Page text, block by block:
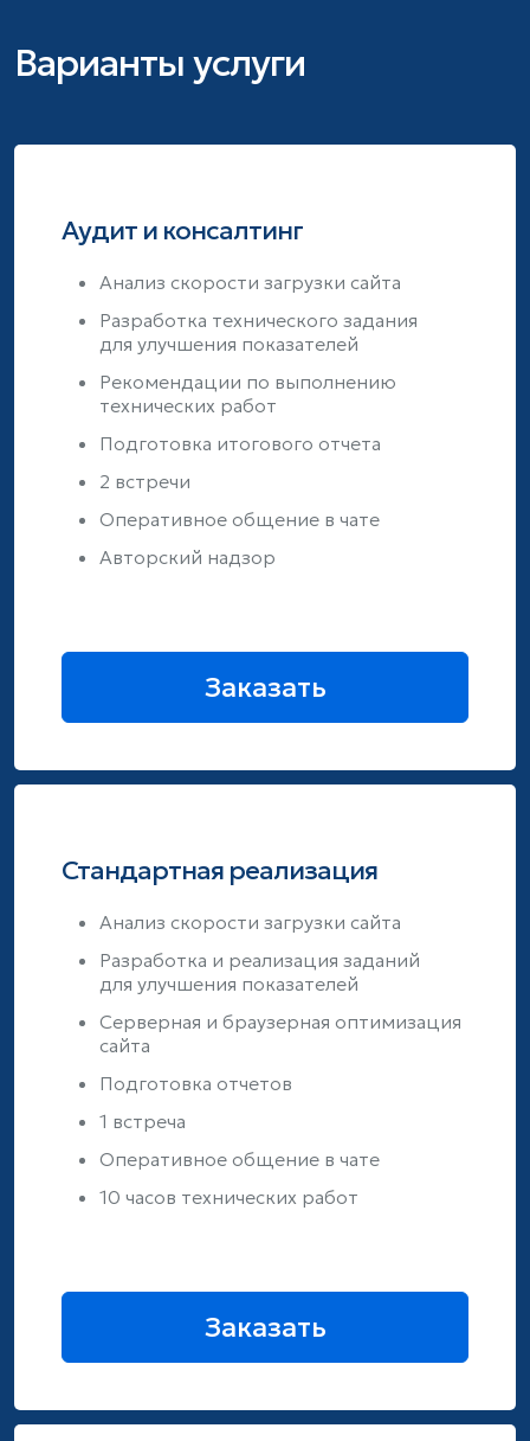
Варианты услуги
Аудит и консалтинг
Анализ скорости загрузки сайта
Разработка технического задания
для улучшения показателей
Рекомендации по выполнению
технических работ
Подготовка итогового отчета
2 встречи
Оперативное общение в чате
Авторский надзор
Заказать
Стандартная реализация
Анализ скорости загрузки сайта
Разработка и реализация заданий
для улучшения показателей
Серверная и браузерная оптимизация
сайта
Подготовка отчетов
1 встреча
Оперативное общение в чате
10 часов технических работ
Заказать